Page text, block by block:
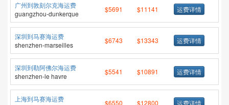
广州到敦刻尔克海运费
guangzhou-dunkerque
$5691 $11141 运费详情
深圳到马赛海运费
shenzhen-marseilles
$6743 $13343 运费详情
深圳到勒阿佛尔海运费
shenzhen-le havre
$5541 $10891 运费详情
上海到马赛海运费
$6550 $12800 运费详情